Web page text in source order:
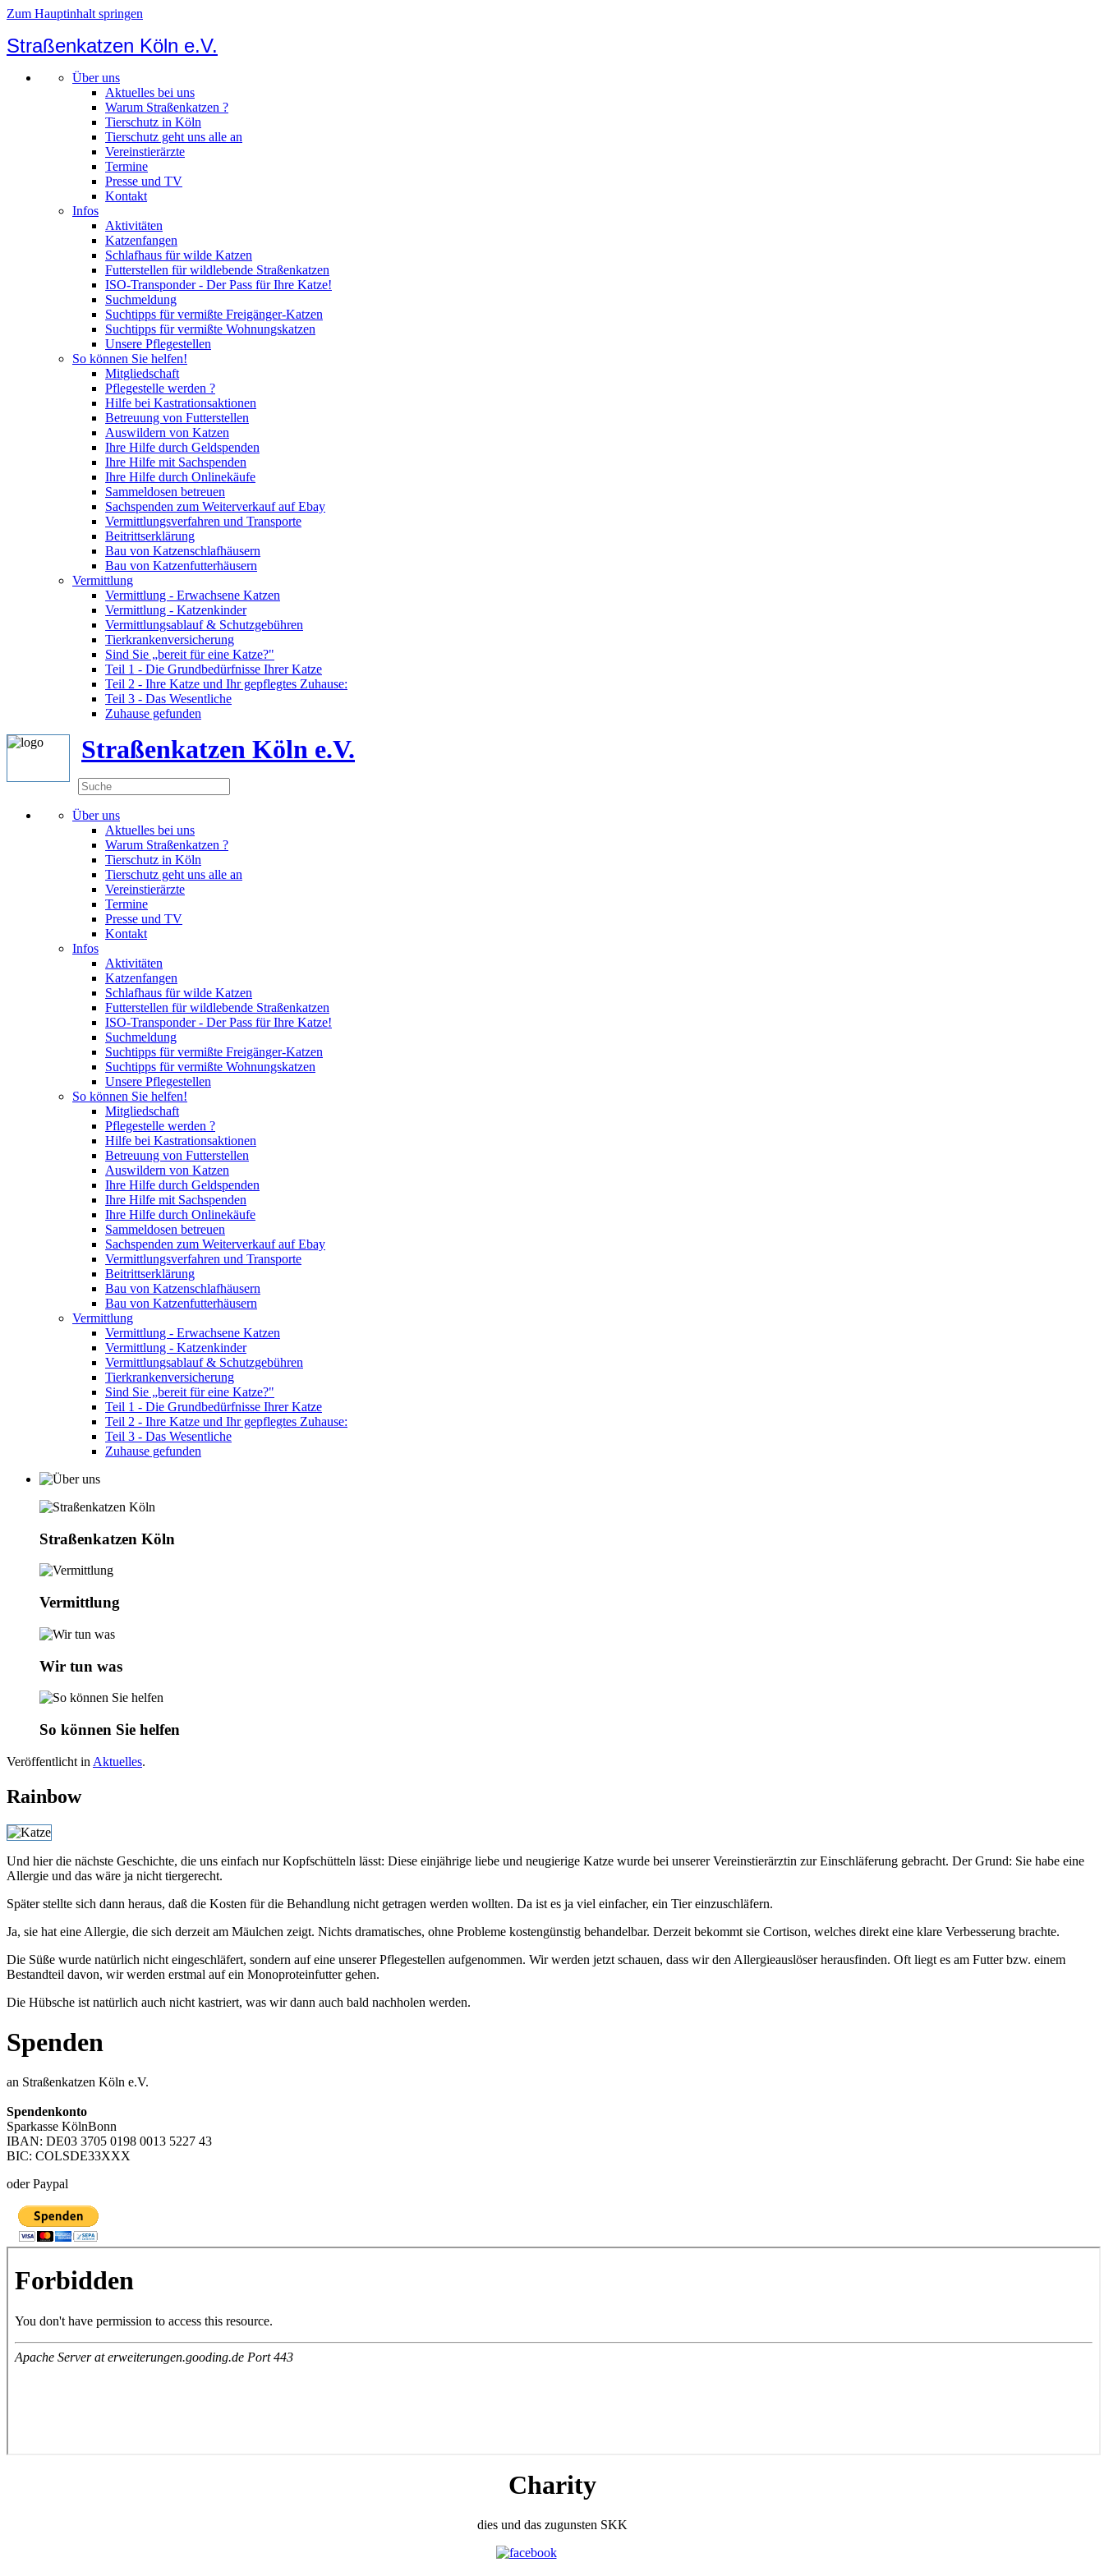
Zum Hauptinhalt springen
Straßenkatzen Köln e.V.
Über uns
Aktuelles bei uns
Warum Straßenkatzen ?
Tierschutz in Köln
Tierschutz geht uns alle an
Vereinstierärzte
Termine
Presse und TV
Kontakt
Infos
Aktivitäten
Katzenfangen
Schlafhaus für wilde Katzen
Futterstellen für wildlebende Straßenkatzen
ISO-Transponder - Der Pass für Ihre Katze!
Suchmeldung
Suchtipps für vermißte Freigänger-Katzen
Suchtipps für vermißte Wohnungskatzen
Unsere Pflegestellen
So können Sie helfen!
Mitgliedschaft
Pflegestelle werden ?
Hilfe bei Kastrationsaktionen
Betreuung von Futterstellen
Auswildern von Katzen
Ihre Hilfe durch Geldspenden
Ihre Hilfe mit Sachspenden
Ihre Hilfe durch Onlinekäufe
Sammeldosen betreuen
Sachspenden zum Weiterverkauf auf Ebay
Vermittlungsverfahren und Transporte
Beitrittserklärung
Bau von Katzenschlafhäusern
Bau von Katzenfutterhäusern
Vermittlung
Vermittlung - Erwachsene Katzen
Vermittlung - Katzenkinder
Vermittlungsablauf & Schutzgebühren
Tierkrankenversicherung
Sind Sie „bereit für eine Katze?"
Teil 1 - Die Grundbedürfnisse Ihrer Katze
Teil 2 - Ihre Katze und Ihr gepflegtes Zuhause:
Teil 3 - Das Wesentliche
Zuhause gefunden
Straßenkatzen Köln e.V.
Über uns
Aktuelles bei uns
Warum Straßenkatzen ?
Tierschutz in Köln
Tierschutz geht uns alle an
Vereinstierärzte
Termine
Presse und TV
Kontakt
Infos
Aktivitäten
Katzenfangen
Schlafhaus für wilde Katzen
Futterstellen für wildlebende Straßenkatzen
ISO-Transponder - Der Pass für Ihre Katze!
Suchmeldung
Suchtipps für vermißte Freigänger-Katzen
Suchtipps für vermißte Wohnungskatzen
Unsere Pflegestellen
So können Sie helfen!
Mitgliedschaft
Pflegestelle werden ?
Hilfe bei Kastrationsaktionen
Betreuung von Futterstellen
Auswildern von Katzen
Ihre Hilfe durch Geldspenden
Ihre Hilfe mit Sachspenden
Ihre Hilfe durch Onlinekäufe
Sammeldosen betreuen
Sachspenden zum Weiterverkauf auf Ebay
Vermittlungsverfahren und Transporte
Beitrittserklärung
Bau von Katzenschlafhäusern
Bau von Katzenfutterhäusern
Vermittlung
Vermittlung - Erwachsene Katzen
Vermittlung - Katzenkinder
Vermittlungsablauf & Schutzgebühren
Tierkrankenversicherung
Sind Sie „bereit für eine Katze?"
Teil 1 - Die Grundbedürfnisse Ihrer Katze
Teil 2 - Ihre Katze und Ihr gepflegtes Zuhause:
Teil 3 - Das Wesentliche
Zuhause gefunden
Straßenkatzen Köln
Vermittlung
Wir tun was
So können Sie helfen
Veröffentlicht in Aktuelles.
Rainbow
Und hier die nächste Geschichte, die uns einfach nur Kopfschütteln lässt: Diese einjährige liebe und neugierige Katze wurde bei unserer Vereinstierärztin zur Einschläferung gebracht. Der Grund: Sie habe eine
Allergie und das wäre ja nicht tiergerecht.
Später stellte sich dann heraus, daß die Kosten für die Behandlung nicht getragen werden wollten. Da ist es ja viel einfacher, ein Tier einzuschläfern.
Ja, sie hat eine Allergie, die sich derzeit am Mäulchen zeigt. Nichts dramatisches, ohne Probleme kostengünstig behandelbar. Derzeit bekommt sie Cortison, welches direkt eine klare Verbesserung brachte.
Die Süße wurde natürlich nicht eingeschläfert, sondern auf eine unserer Pflegestellen aufgenommen. Wir werden jetzt schauen, dass wir den Allergieauslöser herausfinden. Oft liegt es am Futter bzw. einem
Bestandteil davon, wir werden erstmal auf ein Monoproteinfutter gehen.
Die Hübsche ist natürlich auch nicht kastriert, was wir dann auch bald nachholen werden.
Spenden
an Straßenkatzen Köln e.V.
Spendenkonto
Sparkasse KölnBonn
IBAN: DE03 3705 0198 0013 5227 43
BIC: COLSDE33XXX
oder Paypal
Charity
dies und das zugunsten SKK